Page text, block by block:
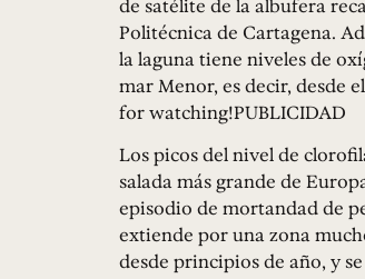
de satélite de la albufera
Politécnica de Cartagena.
la laguna tiene niveles de
mar Menor, es decir, desde
for watching!PUBLICIDAD
Los picos del nivel de
salada más grande de
episodio de mortandad de
extiende por una zona
desde principios de año, y